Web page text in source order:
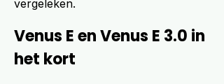
vergeleken.
Venus E en Venus E 3.0 in
het kort